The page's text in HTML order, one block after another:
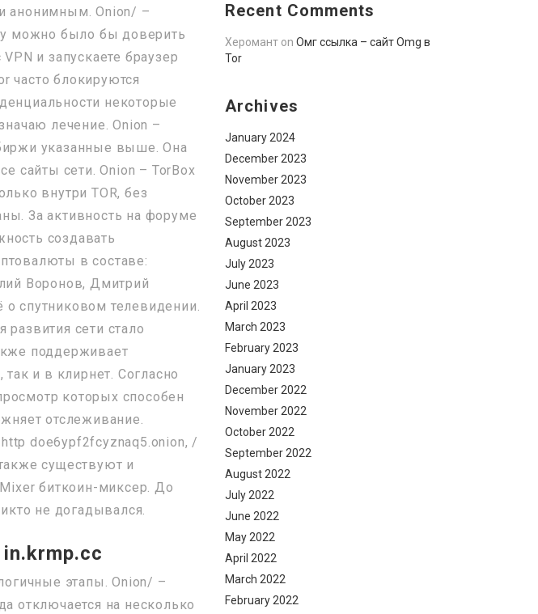
анонимным. Onion/ –
можно было бы доверить
и запускаете браузер
часто блокируются
некоторые
лечение. Onion –
указанные выше. Она
сайты сети. Onion – TorBox
внутри TOR, без
За активность на форуме
создавать
в составе:
Воронов, Дмитрий
спутниковом телевидении.
сети стало
поддерживает
и в клирнет. Согласно
которых способен
отслеживание.
doe6ypf2fcyznaq5.onion, /
существуют и
биткоин-миксер. До
не догадывался.
этапы. Onion/ –
отключается на несколько
Recent Comments
Херомант on Омг ссылка – сайт Omg в
Tor
Archives
January 2024
December 2023
November 2023
October 2023
September 2023
August 2023
July 2023
June 2023
April 2023
March 2023
February 2023
January 2023
December 2022
November 2022
October 2022
September 2022
August 2022
July 2022
June 2022
May 2022
April 2022
March 2022
February 2022